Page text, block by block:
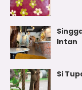
Intan
Si